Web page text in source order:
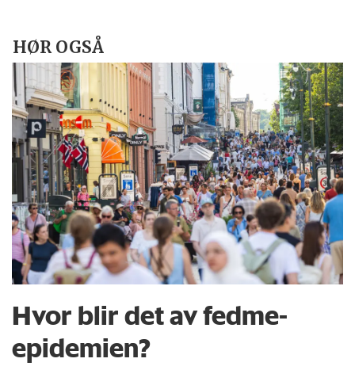
HØR OGSÅ
Hvor blir det av fedme­­
epidemien?